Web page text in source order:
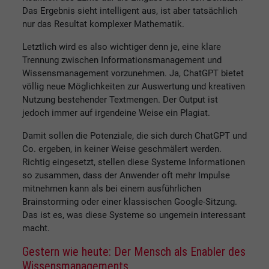
Das Ergebnis sieht intelligent aus, ist aber tatsächlich
nur das Resultat komplexer Mathematik.
Letztlich wird es also wichtiger denn je, eine klare
Trennung zwischen Informationsmanagement und
Wissensmanagement vorzunehmen. Ja, ChatGPT bietet
völlig neue Möglichkeiten zur Auswertung und kreativen
Nutzung bestehender Textmengen. Der Output ist
jedoch immer auf irgendeine Weise ein Plagiat.
Damit sollen die Potenziale, die sich durch ChatGPT und
Co. ergeben, in keiner Weise geschmälert werden.
Richtig eingesetzt, stellen diese Systeme Informationen
so zusammen, dass der Anwender oft mehr Impulse
mitnehmen kann als bei einem ausführlichen
Brainstorming oder einer klassischen Google-Sitzung.
Das ist es, was diese Systeme so ungemein interessant
macht.
Gestern wie heute: Der Mensch als Enabler des